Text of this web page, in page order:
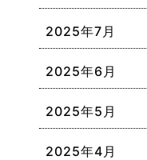
2025年7月
2025年6月
2025年5月
2025年4月